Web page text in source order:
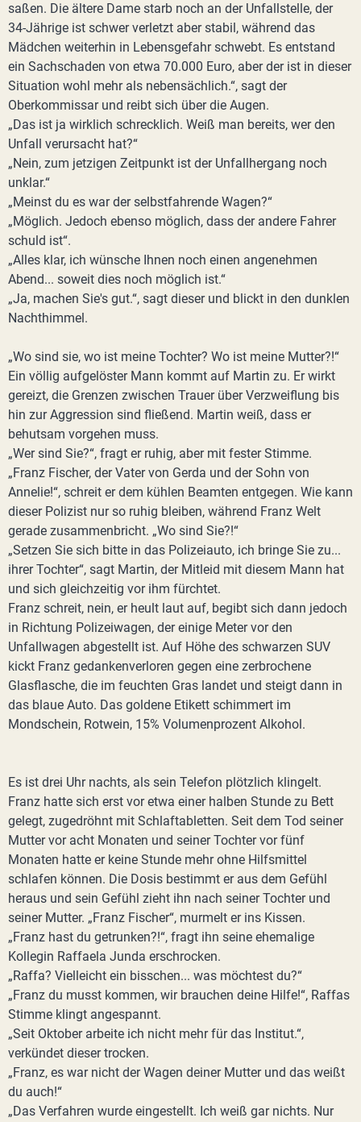
saßen. Die ältere Dame starb noch an der Unfallstelle, der
34-Jährige ist schwer verletzt aber stabil, während das
Mädchen weiterhin in Lebensgefahr schwebt. Es entstand
ein Sachschaden von etwa 70.000 Euro, aber der ist in dieser
Situation wohl mehr als nebensächlich.“, sagt der
Oberkommissar und reibt sich über die Augen.
„Das ist ja wirklich schrecklich. Weiß man bereits, wer den
Unfall verursacht hat?“
„Nein, zum jetzigen Zeitpunkt ist der Unfallhergang noch
unklar.“
„Meinst du es war der selbstfahrende Wagen?“
„Möglich. Jedoch ebenso möglich, dass der andere Fahrer
schuld ist“.
„Alles klar, ich wünsche Ihnen noch einen angenehmen
Abend... soweit dies noch möglich ist.“
„Ja, machen Sie's gut.“, sagt dieser und blickt in den dunklen
Nachthimmel.
„Wo sind sie, wo ist meine Tochter? Wo ist meine Mutter?!“
Ein völlig aufgelöster Mann kommt auf Martin zu. Er wirkt
gereizt, die Grenzen zwischen Trauer über Verzweiflung bis
hin zur Aggression sind fließend. Martin weiß, dass er
behutsam vorgehen muss.
„Wer sind Sie?“, fragt er ruhig, aber mit fester Stimme.
„Franz Fischer, der Vater von Gerda und der Sohn von
Annelie!“, schreit er dem kühlen Beamten entgegen. Wie kann
dieser Polizist nur so ruhig bleiben, während Franz Welt
gerade zusammenbricht. „Wo sind Sie?!“
„Setzen Sie sich bitte in das Polizeiauto, ich bringe Sie zu...
ihrer Tochter“, sagt Martin, der Mitleid mit diesem Mann hat
und sich gleichzeitig vor ihm fürchtet.
Franz schreit, nein, er heult laut auf, begibt sich dann jedoch
in Richtung Polizeiwagen, der einige Meter vor den
Unfallwagen abgestellt ist. Auf Höhe des schwarzen SUV
kickt Franz gedankenverloren gegen eine zerbrochene
Glasflasche, die im feuchten Gras landet und steigt dann in
das blaue Auto. Das goldene Etikett schimmert im
Mondschein, Rotwein, 15% Volumenprozent Alkohol.
Es ist drei Uhr nachts, als sein Telefon plötzlich klingelt.
Franz hatte sich erst vor etwa einer halben Stunde zu Bett
gelegt, zugedröhnt mit Schlaftabletten. Seit dem Tod seiner
Mutter vor acht Monaten und seiner Tochter vor fünf
Monaten hatte er keine Stunde mehr ohne Hilfsmittel
schlafen können. Die Dosis bestimmt er aus dem Gefühl
heraus und sein Gefühl zieht ihn nach seiner Tochter und
seiner Mutter. „Franz Fischer“, murmelt er ins Kissen.
„Franz hast du getrunken?!“, fragt ihn seine ehemalige
Kollegin Raffaela Junda erschrocken.
„Raffa? Vielleicht ein bisschen... was möchtest du?“
„Franz du musst kommen, wir brauchen deine Hilfe!“, Raffas
Stimme klingt angespannt.
„Seit Oktober arbeite ich nicht mehr für das Institut.“,
verkündet dieser trocken.
„Franz, es war nicht der Wagen deiner Mutter und das weißt
du auch!“
„Das Verfahren wurde eingestellt. Ich weiß gar nichts. Nur